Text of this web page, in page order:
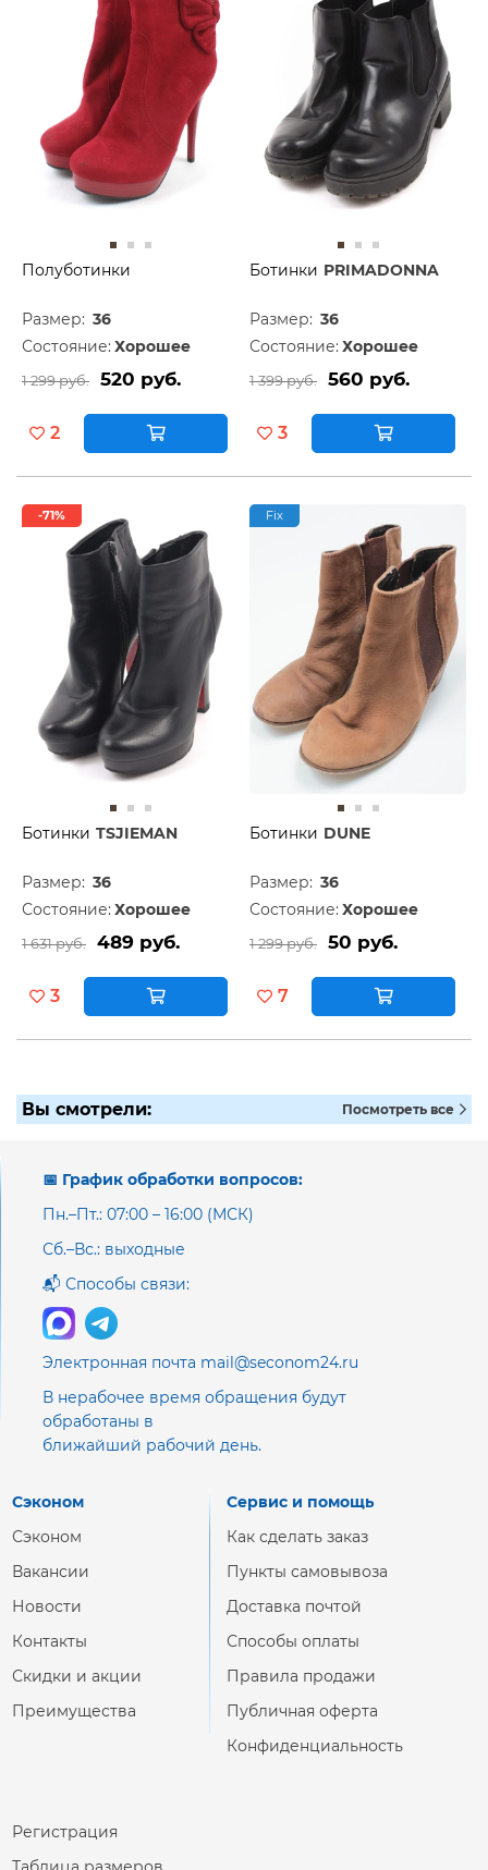
Полуботинки
Размер: 36
Состояние: Хорошее
1 299 руб. 520 руб.
2
Ботинки PRIMADONNA
Размер: 36
Состояние: Хорошее
1 399 руб. 560 руб.
3
-71%
Ботинки TSJIEMAN
Размер: 36
Состояние: Хорошее
1 631 руб. 489 руб.
3
Fix
Ботинки DUNE
Размер: 36
Состояние: Хорошее
1 299 руб. 50 руб.
7
Вы смотрели: Посмотреть все
📅 График обработки вопросов:
Пн.–Пт.: 07:00 – 16:00 (МСК)
Сб.–Вс.: выходные
📬 Способы связи:
Электронная почта mail@seconom24.ru
В нерабочее время обращения будут
обработаны в
ближайший рабочий день.
Сэконом
Сэконом
Вакансии
Новости
Контакты
Скидки и акции
Преимущества
Сервис и помощь
Как сделать заказ
Пункты самовывоза
Доставка почтой
Способы оплаты
Правила продажи
Публичная оферта
Конфиденциальность
Регистрация